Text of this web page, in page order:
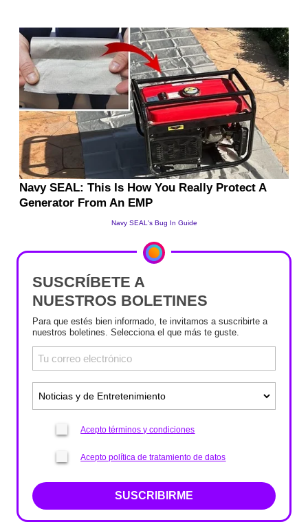
SUSCRÍBETE A
NUESTROS BOLETINES
Para que estés bien informado, te invitamos a suscribirte a
nuestros boletines. Selecciona el que más te guste.
Acepto términos y condiciones
Acepto política de tratamiento de datos
SUSCRIBIRME